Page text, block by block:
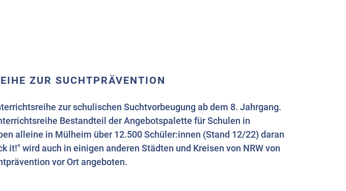
ZUR SUCHTPRÄVENTION
zur schulischen Suchtvorbeugung ab dem 8. Jahrgang.
Bestandteil der Angebotspalette für Schulen in
alleine in Mülheim über 12.500 Schüler:innen (Stand 12/22) daran
it!" wird auch in einigen anderen Städten und Kreisen von NRW von
vor Ort angeboten.